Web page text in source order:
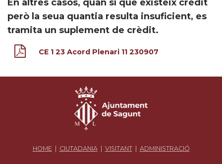
En altres casos, quan sí que existeix crèdit
però la seua quantia resulta insuficient, es
tramita un suplement de crèdit.
CE 1 23 Acord Plenari 11 230907
HOME | CIUTADANIA| VISITANT| ADMINISTRACIÓ